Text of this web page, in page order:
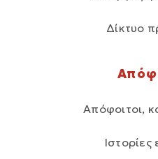
Δίκτυο
Απόφοιτοι,
Ιστορίες